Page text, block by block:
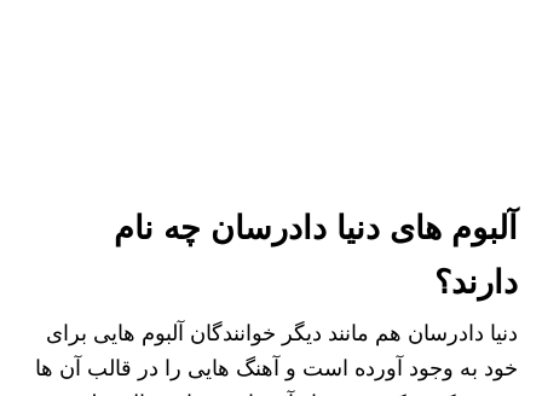
آلبوم های دنیا دادرسان چه نام
دارند؟
دنیا دادرسان هم مانند دیگر خوانندگان آلبوم هایی برای
خود به وجود آورده است و آهنگ هایی را در قالب آن ها